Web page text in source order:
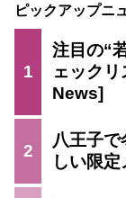
ピックアップニ
1
注目の“
ェックリ
2
八王子
しい限